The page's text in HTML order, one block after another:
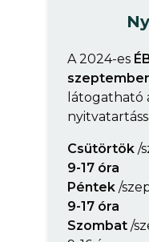
A 2024-es
látogatható
Csütörtök /
9-17 óra
Péntek /
9-17 óra
Szombat /